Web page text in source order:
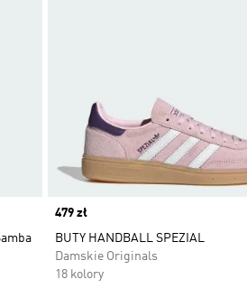
Price
479 zł
BUTY HANDBALL SPEZIAL
Damskie Originals
18 kolory